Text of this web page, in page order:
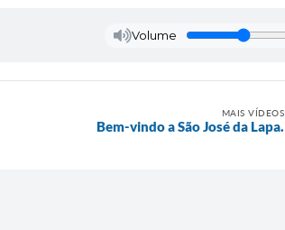
Volume
MAIS VÍDEOS
Bem-vindo a São José da Lapa.